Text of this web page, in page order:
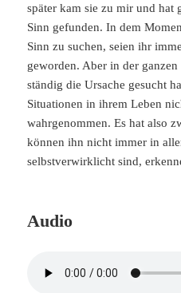
später kam sie zu mir und hat
Sinn gefunden. In dem
Sinn zu suchen, seien ihr
geworden. Aber in der
ständig die Ursache gesucht
Situationen in ihrem Leben
wahrgenommen. Es hat also
können ihn nicht immer in
selbstverwirklicht sind,
Audio